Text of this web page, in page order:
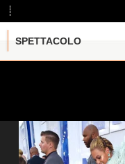
SPETTACOLO